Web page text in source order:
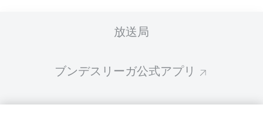
放送局
ブンデスリーガ公式アプリ
ファンタジー・マネジャー